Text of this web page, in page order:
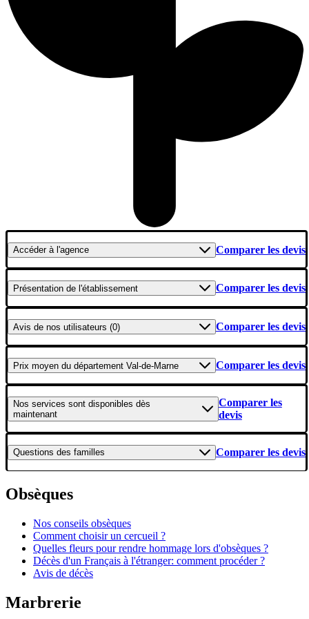
Accéderà l'agence Comparer les devis
Présentation de l'établissement Comparer les devis
Avis de nos utilisateurs (0) Comparer les devis
Prix moyen du département Val-de-Marne Comparer les devis
Nos services sont disponibles dès
maintenant
Comparer les
devis
Questions des familles Comparer les devis
Obsèques
Nos conseils obsèques
Comment choisir un cercueil ?
Quelles fleurs pour rendre hommage lors d'obsèques ?
Décès d'un Français à l'étranger: comment procéder ?
Avis de décès
Marbrerie